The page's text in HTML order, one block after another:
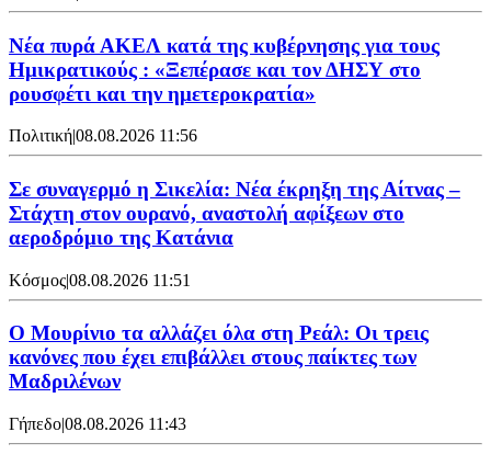
Νέα πυρά ΑΚΕΛ κατά της κυβέρνησης για τους
Ημικρατικούς : «Ξεπέρασε και τον ΔΗΣΥ στο
ρουσφέτι και την ημετεροκρατία»
Πολιτική|08.08.2026 11:56
Σε συναγερμό η Σικελία: Νέα έκρηξη της Αίτνας –
Στάχτη στον ουρανό, αναστολή αφίξεων στο
αεροδρόμιο της Κατάνια
Κόσμος|08.08.2026 11:51
Ο Μουρίνιο τα αλλάζει όλα στη Ρεάλ: Οι τρεις
κανόνες που έχει επιβάλλει στους παίκτες των
Μαδριλένων
Γήπεδο|08.08.2026 11:43